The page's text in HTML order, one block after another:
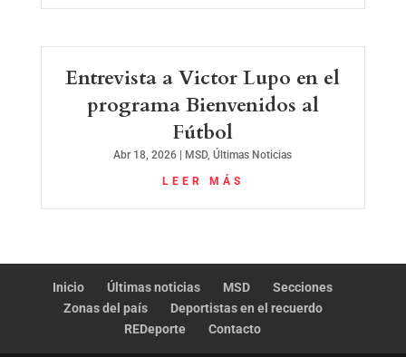
Entrevista a Victor Lupo en el
programa Bienvenidos al
Fútbol
Abr 18, 2026 | MSD,Últimas Noticias
LEER MÁS
Inicio Últimas noticias MSD
Secciones
Zonas del país
Deportistas en el recuerdo
REDeporte
Contacto